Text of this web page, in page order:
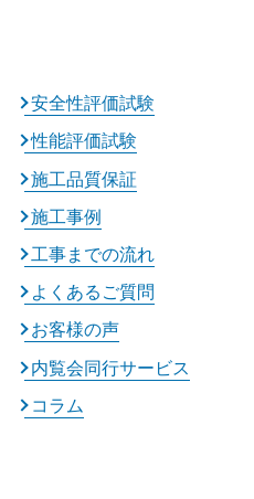
安全性評価試験
性能評価試験
施工品質保証
施工事例
工事までの流れ
よくあるご質問
お客様の声
内覧会同行サービス
コラム